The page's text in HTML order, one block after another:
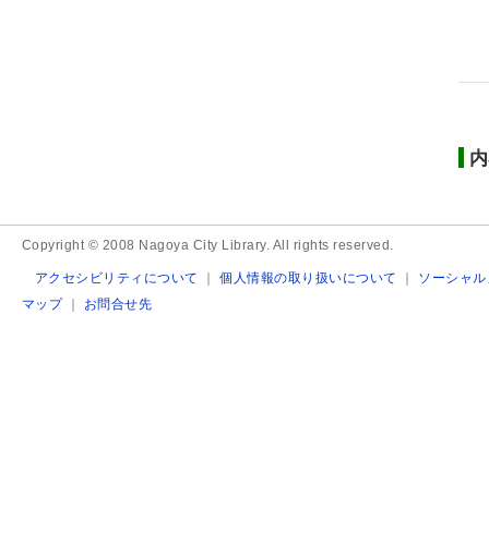
Copyright © 2008 Nagoya City Library. All rights reserved.
アクセシビリティについて ｜個人情報の取り扱いについて ｜ ソーシャ
マップ｜ お問合せ先